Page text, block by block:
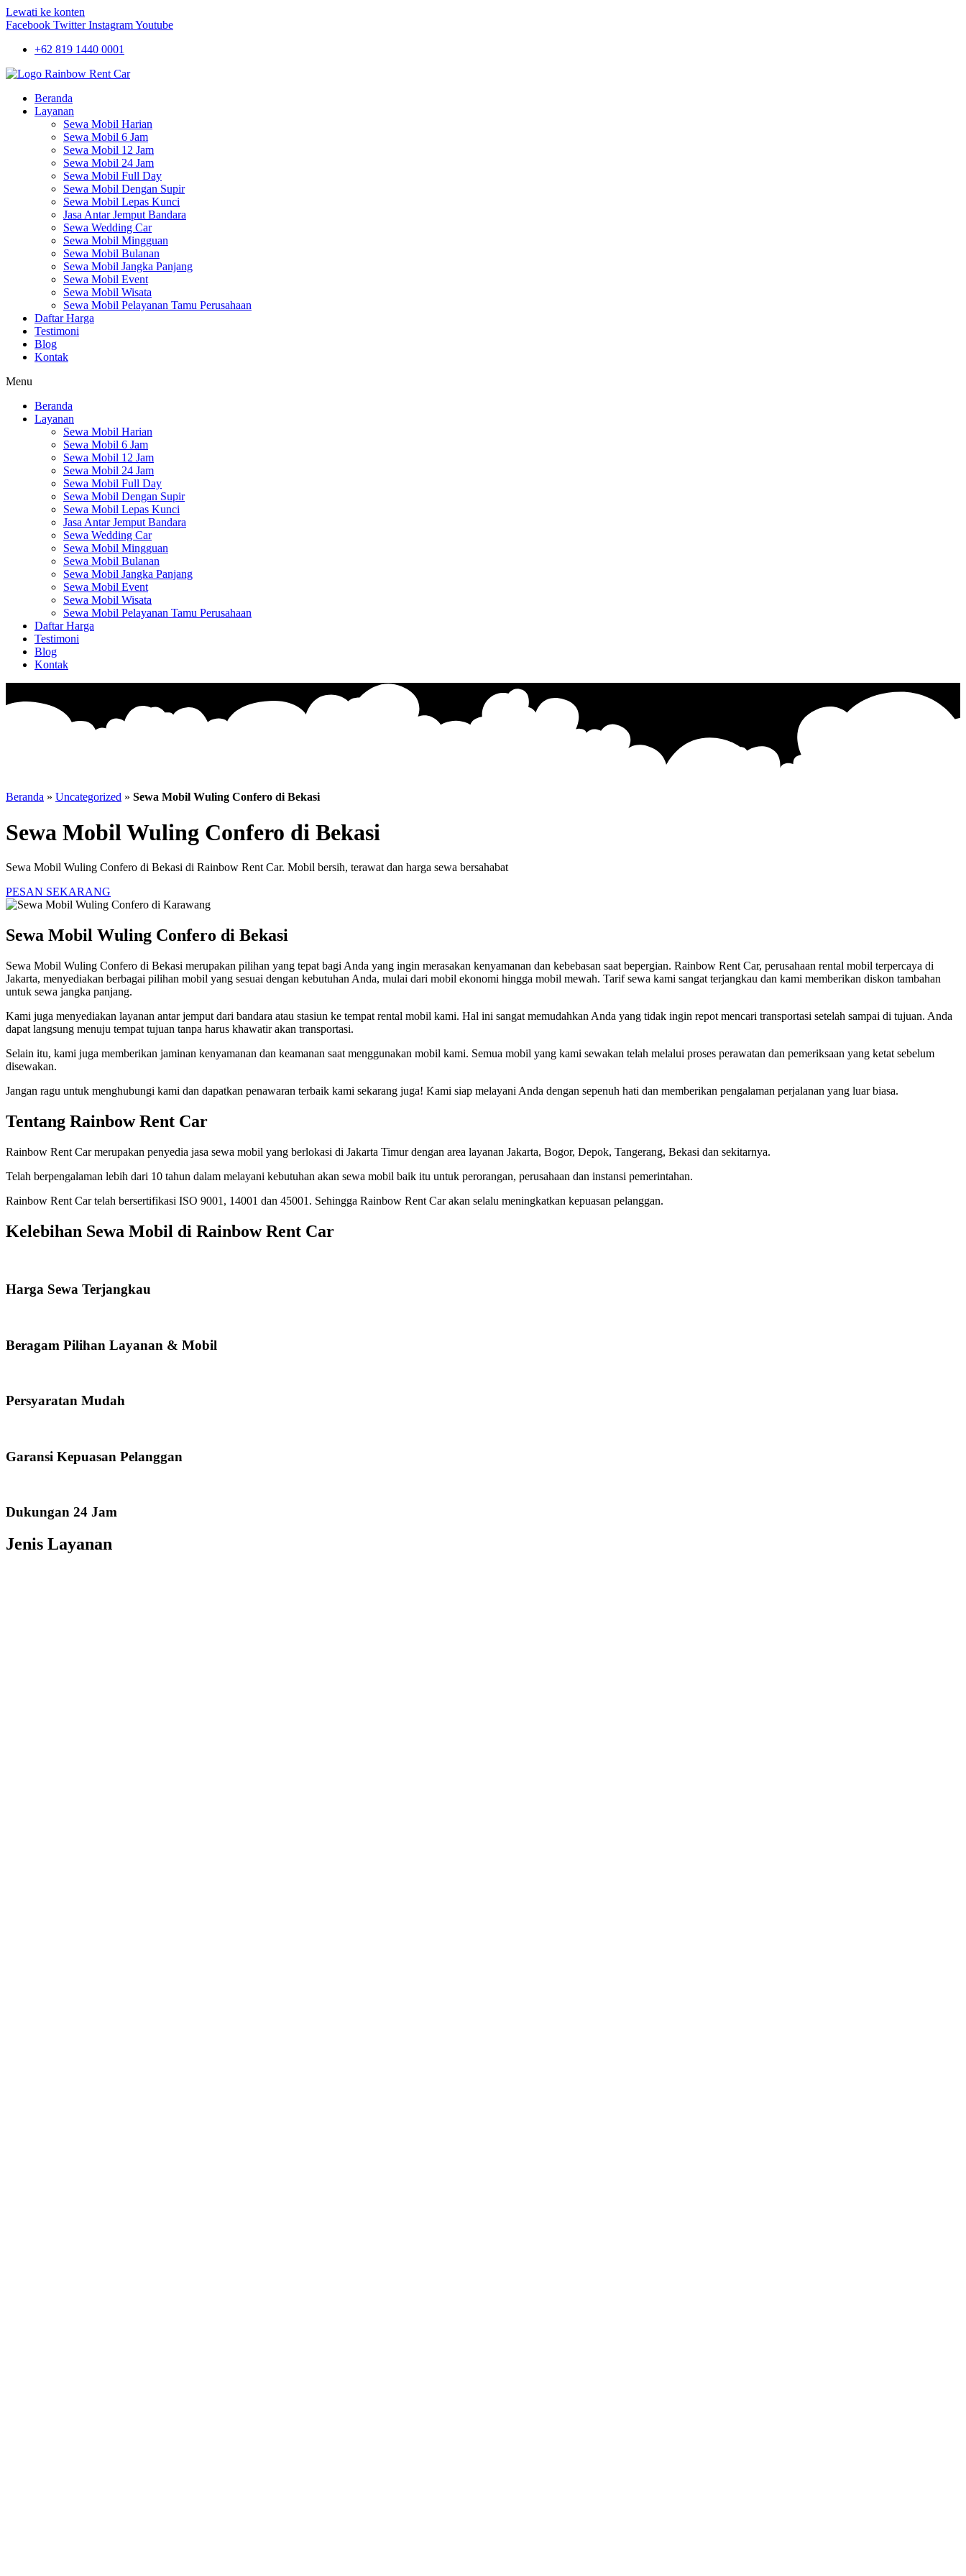
Lewati ke konten
Facebook Twitter InstagramYoutube
+62 819 1440 0001
Beranda
Layanan
Sewa Mobil Harian
Sewa Mobil 6 Jam
Sewa Mobil 12 Jam
Sewa Mobil 24 Jam
Sewa Mobil Full Day
Sewa Mobil Dengan Supir
Sewa Mobil Lepas Kunci
Jasa Antar Jemput Bandara
Sewa Wedding Car
Sewa Mobil Mingguan
Sewa Mobil Bulanan
Sewa Mobil Jangka Panjang
Sewa Mobil Event
Sewa Mobil Wisata
Sewa Mobil Pelayanan Tamu Perusahaan
Daftar Harga
Testimoni
Blog
Kontak
Menu
Beranda
Layanan
Sewa Mobil Harian
Sewa Mobil 6 Jam
Sewa Mobil 12 Jam
Sewa Mobil 24 Jam
Sewa Mobil Full Day
Sewa Mobil Dengan Supir
Sewa Mobil Lepas Kunci
Jasa Antar Jemput Bandara
Sewa Wedding Car
Sewa Mobil Mingguan
Sewa Mobil Bulanan
Sewa Mobil Jangka Panjang
Sewa Mobil Event
Sewa Mobil Wisata
Sewa Mobil Pelayanan Tamu Perusahaan
Daftar Harga
Testimoni
Blog
Kontak
Beranda » Uncategorized » Sewa Mobil Wuling Confero di Bekasi
Sewa Mobil Wuling Confero di Bekasi
Sewa Mobil Wuling Confero di Bekasi di Rainbow Rent Car. Mobil bersih, terawat dan harga sewa bersahabat
PESAN SEKARANG
Sewa Mobil Wuling Confero di Bekasi
Sewa Mobil Wuling Confero di Bekasi merupakan pilihan yang tepat bagi Anda yang ingin merasakan kenyamanan dan kebebasan saat bepergian. Rainbow Rent Car, perusahaan rental mobil terpercaya di
Jakarta, menyediakan berbagai pilihan mobil yang sesuai dengan kebutuhan Anda, mulai dari mobil ekonomi hingga mobil mewah. Tarif sewa kami sangat terjangkau dan kami memberikan diskon tambahan
untuk sewa jangka panjang.
Kami juga menyediakan layanan antar jemput dari bandara atau stasiun ke tempat rental mobil kami. Hal ini sangat memudahkan Anda yang tidak ingin repot mencari transportasi setelah sampai di tujuan. Anda
dapat langsung menuju tempat tujuan tanpa harus khawatir akan transportasi.
Selain itu, kami juga memberikan jaminan kenyamanan dan keamanan saat menggunakan mobil kami. Semua mobil yang kami sewakan telah melalui proses perawatan dan pemeriksaan yang ketat sebelum
disewakan.
Jangan ragu untuk menghubungi kami dan dapatkan penawaran terbaik kami sekarang juga! Kami siap melayani Anda dengan sepenuh hati dan memberikan pengalaman perjalanan yang luar biasa.
Tentang Rainbow Rent Car
Rainbow Rent Car merupakan penyedia jasa sewa mobil yang berlokasi di Jakarta Timur dengan area layanan Jakarta, Bogor, Depok, Tangerang, Bekasi dan sekitarnya.
Telah berpengalaman lebih dari 10 tahun dalam melayani kebutuhan akan sewa mobil baik itu untuk perorangan, perusahaan dan instansi pemerintahan.
Rainbow Rent Car telah bersertifikasi ISO 9001, 14001 dan 45001. Sehingga Rainbow Rent Car akan selalu meningkatkan kepuasan pelanggan.
Kelebihan Sewa Mobil di Rainbow Rent Car
Harga Sewa Terjangkau
Beragam Pilihan Layanan & Mobil
Persyaratan Mudah
Garansi Kepuasan Pelanggan
Dukungan 24 Jam
Jenis Layanan